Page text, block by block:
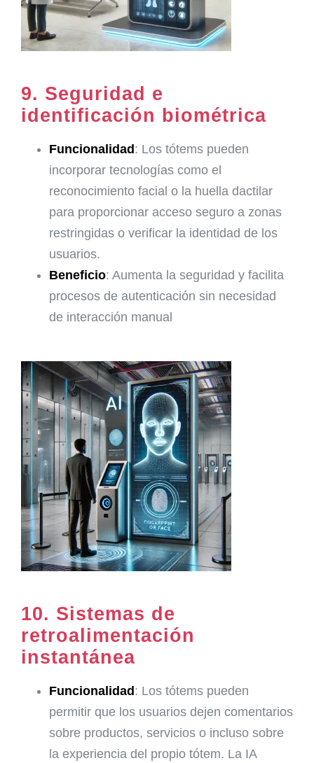
9. Seguridad e
identificación biométrica
Funcionalidad : Los tótems pueden
incorporar tecnologías como el
reconocimiento facial o la huella dactilar
para proporcionar acceso seguro a zonas
restringidas o verificar la identidad de los
usuarios.
Beneficio: Aumenta la seguridad y facilita
procesos de autenticación sin necesidad
de interacción manual
10. Sistemas de
retroalimentación
instantánea
Funcionalidad : Los tótems pueden
permitir que los usuarios dejen comentarios
sobre productos, servicios o incluso sobre
la experiencia del propio tótem. La IA